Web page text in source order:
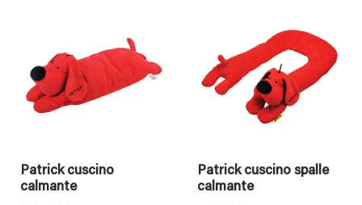
Patrick cuscino
calmante
Patrick cuscino spalle
calmante